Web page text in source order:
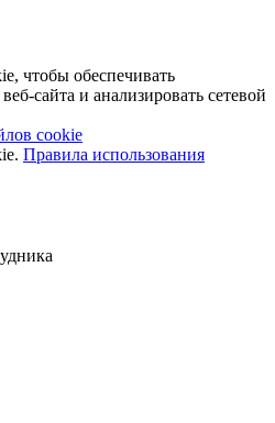
чтобы обеспечивать
сайта и анализировать сетевой
cookie
Правила использования